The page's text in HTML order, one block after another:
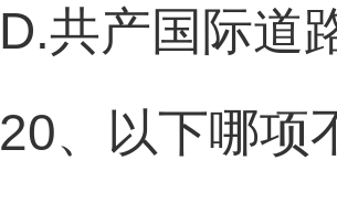
D.共产国际道
20、以下哪项